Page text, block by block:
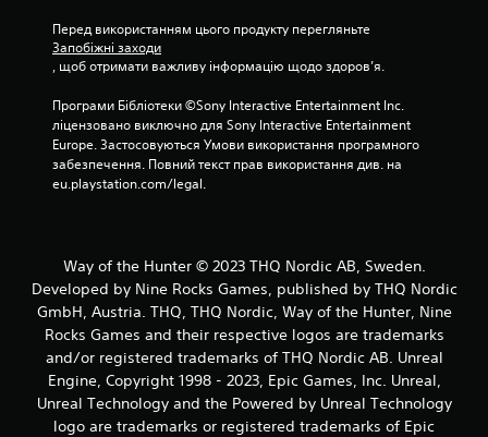
Перед використанням цього продукту перегляньте
Запобіжні заходи
, щоб отримати важливу інформацію щодо здоров’я.
Програми Бібліотеки ©Sony Interactive Entertainment Inc.
ліцензовано виключно для Sony Interactive Entertainment
Europe. Застосовуються Умови використання програмного
забезпечення. Повний текст прав використання див. на
eu.playstation.com/legal.
Way of the Hunter © 2023 THQ Nordic AB, Sweden.
Developed by Nine Rocks Games, published by THQ Nordic
GmbH, Austria. THQ, THQ Nordic, Way of the Hunter, Nine
Rocks Games and their respective logos are trademarks
and/or registered trademarks of THQ Nordic AB. Unreal
Engine, Copyright 1998 - 2023, Epic Games, Inc. Unreal,
Unreal Technology and the Powered by Unreal Technology
logo are trademarks or registered trademarks of Epic